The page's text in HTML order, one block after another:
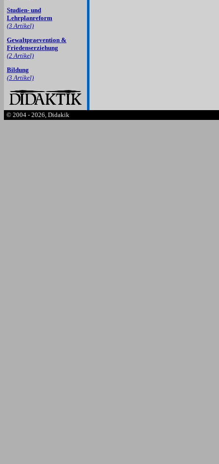
Studien- und
Lehrplanreform
(3 Artikel)
Gewaltpraevention &
Friedenserziehung
(2 Artikel)
Bildung
(3 Artikel)
© 2004 - 2026, Didakik